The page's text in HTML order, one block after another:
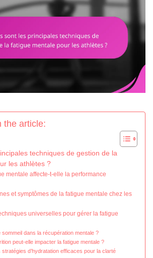
the article:
techniques de gestion de la
les athlètes ?
mentale affecte-t-elle la performance
et symptômes de la fatigue mentale chez les
universelles pour gérer la fatigue
sommeil dans la récupération mentale ?
peut-elle impacter la fatigue mentale ?
d’hydratation efficaces pour la clarté